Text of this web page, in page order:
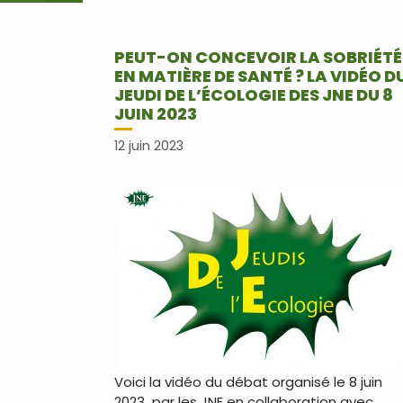
PEUT-ON CONCEVOIR LA SOBRIÉTÉ
EN MATIÈRE DE SANTÉ ? LA VIDÉO
JEUDI DE L’ÉCOLOGIE DES JNE DU 8
JUIN 2023
12 juin 2023
Voici la vidéo du débat organisé le 8 juin